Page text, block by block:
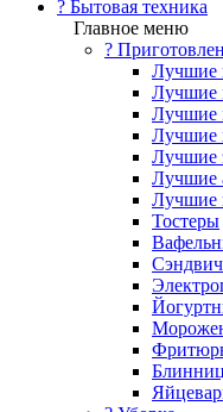
? Бытовая техника
Главное меню
?
Лучшие
Лучшие
Лучшие
Лучшие
Лучшие
Лучшие
Лучшие
Тостеры